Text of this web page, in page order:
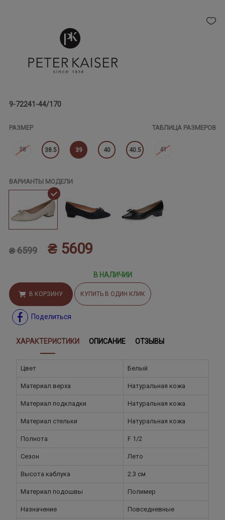
9-72241-44/170
РАЗМЕР ТАБЛИЦА РАЗМЕРОВ
38 38.5 39 40 40.5 41
ВАРИАНТЫ МОДЕЛИ
₴ 6599 ₴ 5609
В НАЛИЧИИ
В КОРЗИНУ КУПИТЬ В ОДИН КЛИК
Поделиться
ХАРАКТЕРИСТИКИ ОПИСАНИЕ ОТЗЫВЫ
Цвет Белый
Материал верха Натуральная кожа
Материал подкладки Натуральная кожа
Материал стельки Натуральная кожа
Полнота F 1/2
Сезон Лето
Высота каблука 2.3 см
Материал подошвы Полимер
Назначение Повседневные